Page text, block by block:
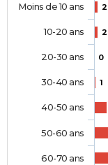
2
2
0
1
Moins de 10 ans
10-20 ans
20-30 ans
30-40 ans
40-50 ans
50-60 ans
60-70 ans